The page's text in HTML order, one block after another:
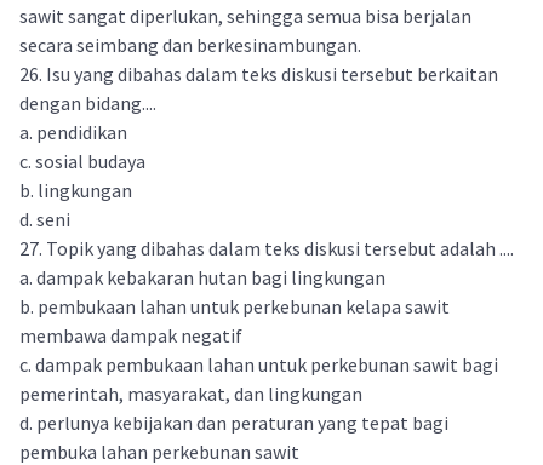
sawit sangat diperlukan, sehingga semua bisa berjalan
secara seimbang dan berkesinambungan.
26. Isu yang dibahas dalam teks diskusi tersebut berkaitan
dengan bidang....
a. pendidikan
c. sosial budaya
b. lingkungan
d. seni
27. Topik yang dibahas dalam teks diskusi tersebut adalah ....
a. dampak kebakaran hutan bagi lingkungan
b. pembukaan lahan untuk perkebunan kelapa sawit
membawa dampak negatif
c. dampak pembukaan lahan untuk perkebunan sawit bagi
pemerintah, masyarakat, dan lingkungan
d. perlunya kebijakan dan peraturan yang tepat bagi
pembuka lahan perkebunan sawit